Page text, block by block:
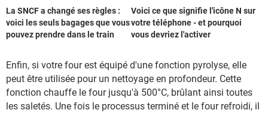
La SNCF a changé ses règles :
voici les seuls bagages que vous
pouvez prendre dans le train
Voici ce que signifie l'icône N sur
votre téléphone - et pourquoi
vous devriez l'activer
Enfin, si votre four est équipé d'une fonction pyrolyse, elle
peut être utilisée pour un nettoyage en profondeur. Cette
fonction chauffe le four jusqu'à 500°C, brûlant ainsi toutes
les saletés. Une fois le processus terminé et le four refroidi, il